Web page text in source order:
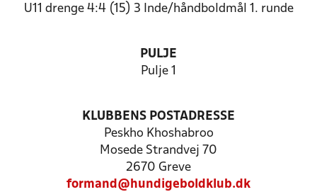
U11 drenge 4:4 (15) 3 Inde/håndboldmål 1. runde
PULJE
Pulje 1
KLUBBENS POSTADRESSE
Peskho Khoshabroo
Mosede Strandvej 70
2670 Greve
formand@hundigeboldklub.dk